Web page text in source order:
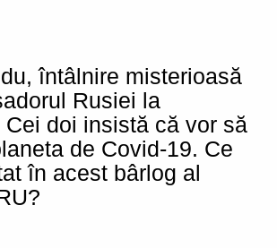
întâlnire misterioasă
Rusiei la
Cei doi insistă că vor să
de Covid-19. Ce
în acest bârlog al